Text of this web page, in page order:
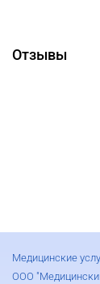
Отзывы
Медицинские
ООО